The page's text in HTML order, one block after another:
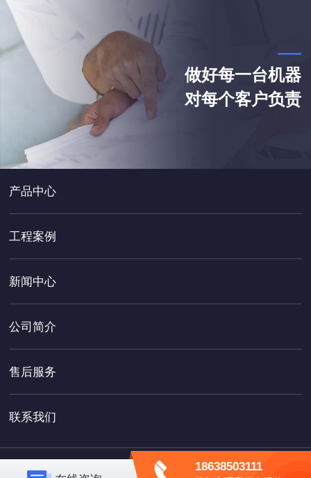
做好每一台机器
对每个客户负责
产品中心
工程案例
新闻中心
公司简介
售后服务
联系我们
18638503111